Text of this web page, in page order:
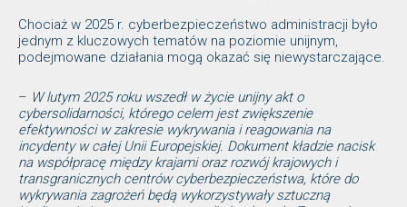
Chociaż w 2025 r. cyberbezpieczeństwo administracji było
jednym z kluczowych tematów na poziomie unijnym,
podejmowane działania mogą okazać się niewystarczające.
– W lutym 2025 roku wszedł w życie unijny akt o
cybersolidarności, którego celem jest zwiększenie
efektywności w zakresie wykrywania i reagowania na
incydenty w całej Unii Europejskiej. Dokument kładzie nacisk
na współpracę między krajami oraz rozwój krajowych i
transgranicznych centrów cyberbezpieczeństwa, które do
wykrywania zagrożeń będą wykorzystywały sztuczną